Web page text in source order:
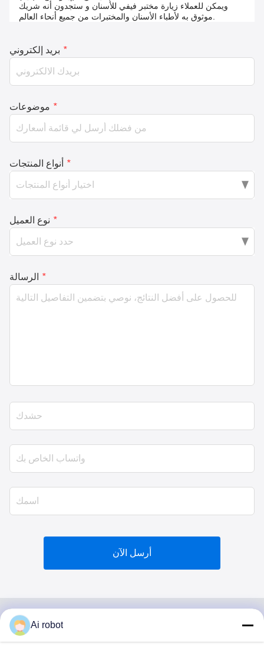
ويمكن للعملاء زيارة مختبر فيفي للأسنان و ستجدون أنه شريك
بريد إلكتروني *
موضوعات *
أنواع المنتجات *
نوع العميل *
الرسالة *
أرسل الآن
VIVI DENTAI
Ai robot